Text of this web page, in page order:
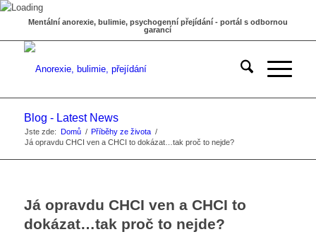
Mentální anorexie, bulimie, psychogenní přejídání - portál s odbornou
garancí
Blog - Latest News
Jste zde: Domů / Příběhy ze života /
Já opravdu CHCI ven a CHCI to dokázat…tak proč to nejde?
Já opravdu CHCI ven a CHCI to
dokázat…tak proč to nejde?